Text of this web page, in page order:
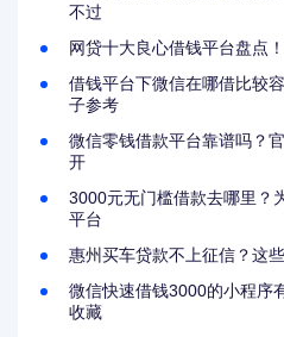
不过
网贷十大良心借钱平台盘点
借钱平台下微信在哪借比较
子参考
微信零钱借款平台靠谱吗？
开
3000元无门槛借款去哪里？
平台
惠州买车贷款不上征信？这
微信快速借钱3000的小程序
收藏